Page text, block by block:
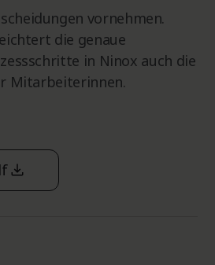
vornehmen.
die genaue
in Ninox auch die
Mitarbeiterinnen.